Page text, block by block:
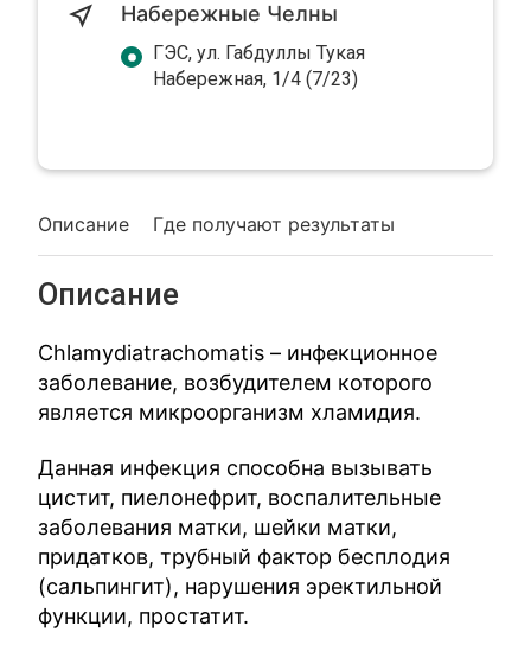
Описание Где получают результаты
Описание
Chlamydiatrachomatis – инфекционное
заболевание, возбудителем которого
является микроорганизм хламидия.
Данная инфекция способна вызывать
цистит, пиелонефрит, воспалительные
заболевания матки, шейки матки,
придатков, трубный фактор бесплодия
(сальпингит), нарушения эректильной
функции, простатит.
Набережные Челны
ГЭС, ул. Габдуллы Тукая
Набережная, 1/4 (7/23)